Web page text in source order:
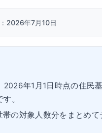
2026年7月10日
年1月1日時点の住民
。
の対象人数分をまとめ